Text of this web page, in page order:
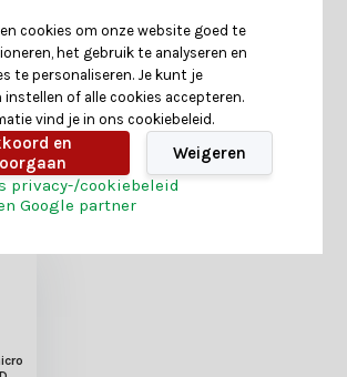
in deze recent bekeken
cookies om onze website goed te
het gebruik te analyseren en
te personaliseren. Je kunt je
instellen of alle cookies accepteren.
vind je in ons cookiebeleid.
en
Weigeren
privacy-/cookiebeleid
Google partner